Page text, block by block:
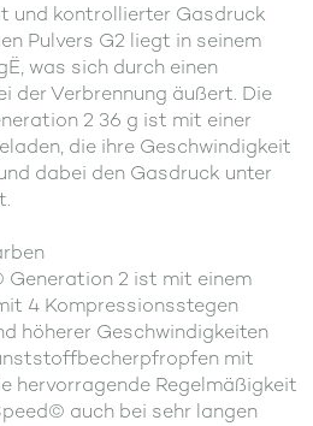
und kontrollierter Gasdruck
Pulvers G2 liegt in seinem
was sich durch einen
der Verbrennung äußert. Die
2 36 g ist mit einer
die ihre Geschwindigkeit
dabei den Gasdruck unter
Generation 2 ist mit einem
4 Kompressionsstegen
höherer Geschwindigkeiten
mit
hervorragende Regelmäßigkeit
auch bei sehr langen